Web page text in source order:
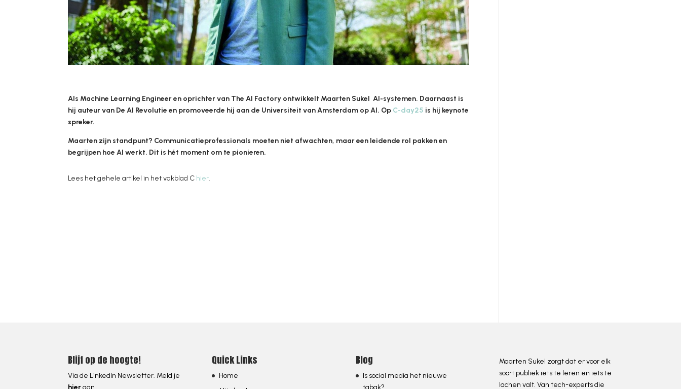
Als Machine Learning Engineer en oprichter van The AI Factory ontwikkelt Maarten Sukel AI-systemen. Daarnaast is
hij auteur van De AI Revolutie en promoveerde hij aan de Universiteit van Amsterdam op AI. Op C-day25 is hij keynote
spreker.
Maarten zijn standpunt? Communicatieprofessionals moeten niet afwachten, maar een leidende rol pakken en
begrijpen hoe AI werkt. Dit is hét moment om te pionieren.
Lees het gehele artikel in het vakblad C hier.
Blijf op de hoogte!
Via de LinkedIn Newsletter. Meld je
hieraan.
Quick Links
Home
Blog
Is social media het nieuwe
tabak?
Maarten Sukel zorgt dat er voor elk
soort publiek iets te leren en iets te
lachen valt. Van tech-experts die